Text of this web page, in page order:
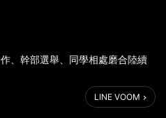
、幹部選舉、同學相處磨合陸續
簡單的問題了：「我要怎麼介紹
LINE VOOM